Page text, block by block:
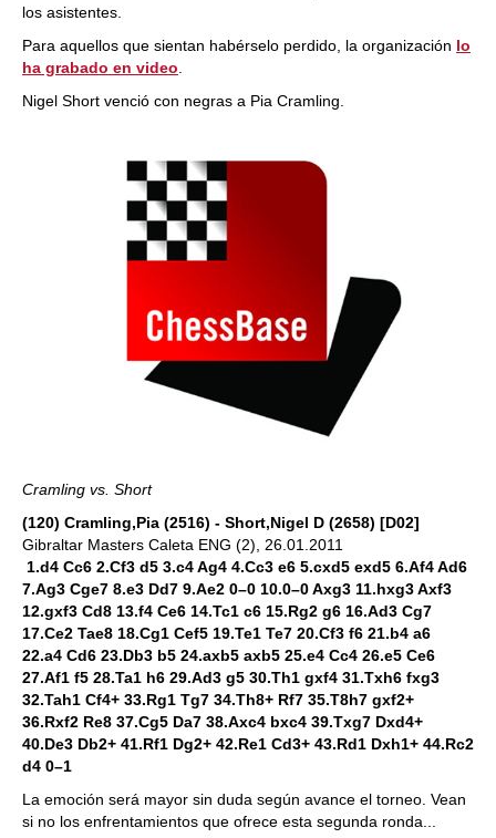
los asistentes.
Para aquellos que sientan habérselo perdido, la organización lo
ha grabado en video
Nigel Short venció con negras a Pia Cramling.
Cramling vs. Short
(120) Cramling,Pia (2516) - Short,Nigel D (2658) [D02]
Gibraltar Masters Caleta ENG (2), 26.01.2011
1.d4 Cc6 2.Cf3 d5 3.c4 Ag4 4.Cc3 e6 5.cxd5 exd5 6.Af4 Ad6
7.Ag3 Cge7 8.e3 Dd7 9.Ae2 0–0 10.0–0 Axg3 11.hxg3 Axf3
12.gxf3 Cd8 13.f4 Ce6 14.Tc1 c6 15.Rg2 g6 16.Ad3 Cg7
17.Ce2 Tae8 18.Cg1 Cef5 19.Te1 Te7 20.Cf3 f6 21.b4 a6
22.a4 Cd6 23.Db3 b5 24.axb5 axb5 25.e4 Cc4 26.e5 Ce6
27.Af1 f5 28.Ta1 h6 29.Ad3 g5 30.Th1 gxf4 31.Txh6 fxg3
32.Tah1 Cf4+ 33.Rg1 Tg7 34.Th8+ Rf7 35.T8h7 gxf2+
36.Rxf2 Re8 37.Cg5 Da7 38.Axc4 bxc4 39.Txg7 Dxd4+
40.De3 Db2+ 41.Rf1 Dg2+ 42.Re1 Cd3+ 43.Rd1 Dxh1+ 44.Rc2
d4 0–1
La emoción será mayor sin duda según avance el torneo. Vean
si no los enfrentamientos que ofrece esta segunda ronda...